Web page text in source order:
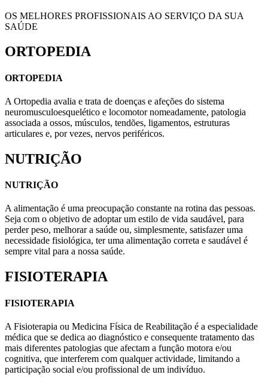
OS MELHORES PROFISSIONAIS AO SERVIÇO DA SUA
SAÚDE
ORTOPEDIA
ORTOPEDIA
A Ortopedia avalia e trata de doenças e afeções do sistema
neuromusculoesquelético e locomotor nomeadamente, patologia
associada a ossos, músculos, tendões, ligamentos, estruturas
articulares e, por vezes, nervos periféricos.
NUTRIÇÃO
NUTRIÇÃO
A alimentação é uma preocupação constante na rotina das pessoas.
Seja com o objetivo de adoptar um estilo de vida saudável, para
perder peso, melhorar a saúde ou, simplesmente, satisfazer uma
necessidade fisiológica, ter uma alimentação correta e saudável é
sempre vital para a nossa saúde.
FISIOTERAPIA
FISIOTERAPIA
A Fisioterapia ou Medicina Física de Reabilitação é a especialidade
médica que se dedica ao diagnóstico e consequente tratamento das
mais diferentes patologias que afectam a função motora e/ou
cognitiva, que interferem com qualquer actividade, limitando a
participação social e/ou profissional de um indivíduo.